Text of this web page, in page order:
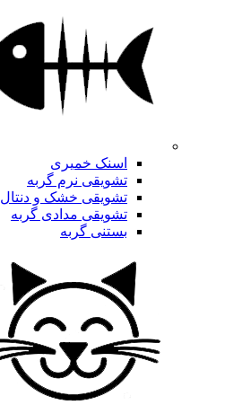
اسنک خمیری
تشویقی نرم گربه
تشویقی خشک و دنتال
تشویقی مدادی گربه
بستنی گربه